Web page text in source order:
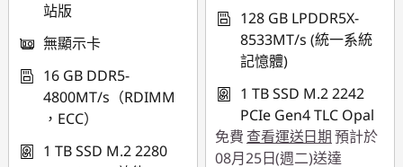
站版
無顯示卡
16 GB DDR5-
4800MT/s（RDIMM
，ECC）
1 TB SSD M.2 2280
128 GB LPDDR5X-
8533MT/s (統一系統
記憶體)
1 TB SSD M.2 2242
PCIe Gen4 TLC Opal
免費 查看運送日期預計於
08月25日(週二)送達